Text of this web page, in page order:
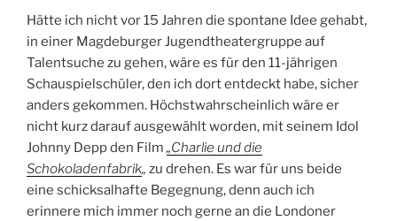
Hätte ich nicht vor 15 Jahren die spontane Idee gehabt,
in einer Magdeburger Jugendtheatergruppe auf
Talentsuche zu gehen, wäre es für den 11-jährigen
Schauspielschüler, den ich dort entdeckt habe, sicher
anders gekommen. Höchstwahrscheinlich wäre er
nicht kurz darauf ausgewählt worden, mit seinem Idol
Johnny Depp den Film„Charlie und die
Schokoladenfabrik„ zu drehen. Es war für uns beide
eine schicksalhafte Begegnung, denn auch ich
erinnere mich immer noch gerne an die Londoner